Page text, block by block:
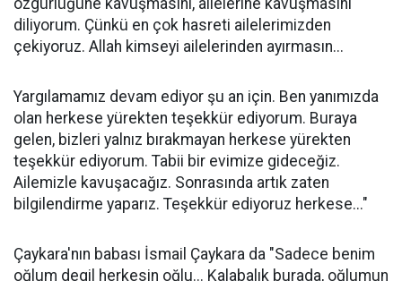
özgürlüğüne kavuşmasını, ailelerine kavuşmasını
diliyorum. Çünkü en çok hasreti ailelerimizden
çekiyoruz. Allah kimseyi ailelerinden ayırmasın...
Yargılamamız devam ediyor şu an için. Ben yanımızda
olan herkese yürekten teşekkür ediyorum. Buraya
gelen, bizleri yalnız bırakmayan herkese yürekten
teşekkür ediyorum. Tabii bir evimize gideceğiz.
Ailemizle kavuşacağız. Sonrasında artık zaten
bilgilendirme yaparız. Teşekkür ediyoruz herkese..."
Çaykara'nın babası İsmail Çaykara da "Sadece benim
oğlum degil herkesin oğlu... Kalabalık burada, oğlumun